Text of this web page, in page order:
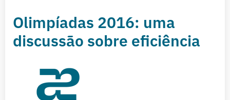
Olimpíadas 2016: uma
discussão sobre eficiência